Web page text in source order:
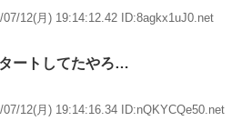
07/12(月) 19:14:12.42 ID:8agkx1uJ0.net
ートしてたやろ…
07/12(月) 19:14:16.34 ID:nQKYCQe50.net